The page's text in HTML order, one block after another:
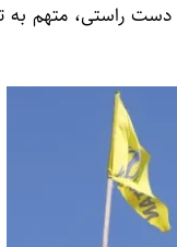
دست راستی، متهم